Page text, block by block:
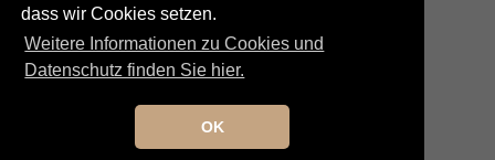
dass wir Cookies setzen.
Weitere Informationen zu Cookies und
Datenschutz finden Sie hier.
OK
Social Media
Neumarkterstrasse 71
81673 München